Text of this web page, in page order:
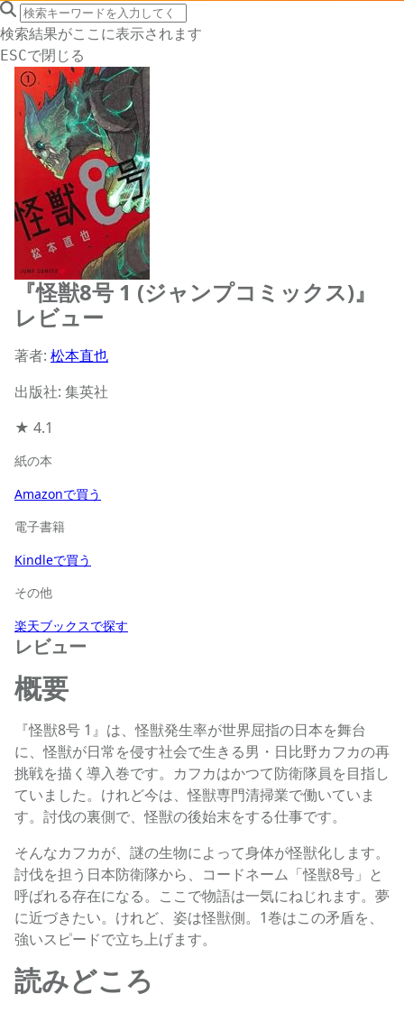
search icon
サイト内検索
検索結果がここに表示されます
ESCで閉じる
『怪獣8号 1 (ジャンプコミックス)』
レビュー
著者: 松本直也
出版社: 集英社
★ 4.1
紙の本
Amazonで買う
電子書籍
Kindleで買う
その他
楽天ブックスで探す
レビュー
概要
『怪獣8号 1』は、怪獣発生率が世界屈指の日本を舞台
に、怪獣が日常を侵す社会で生きる男・日比野カフカの再
挑戦を描く導入巻です。カフカはかつて防衛隊員を目指し
ていました。けれど今は、怪獣専門清掃業で働いていま
す。討伐の裏側で、怪獣の後始末をする仕事です。
そんなカフカが、謎の生物によって身体が怪獣化します。
討伐を担う日本防衛隊から、コードネーム「怪獣8号」と
呼ばれる存在になる。ここで物語は一気にねじれます。夢
に近づきたい。けれど、姿は怪獣側。1巻はこの矛盾を、
強いスピードで立ち上げます。
読みどころ